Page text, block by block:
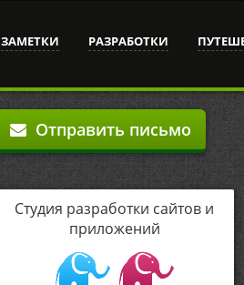
ЗАМЕТКИ РАЗРАБОТКИ
Отправить письмо
Студия разработки сайтов и
приложений